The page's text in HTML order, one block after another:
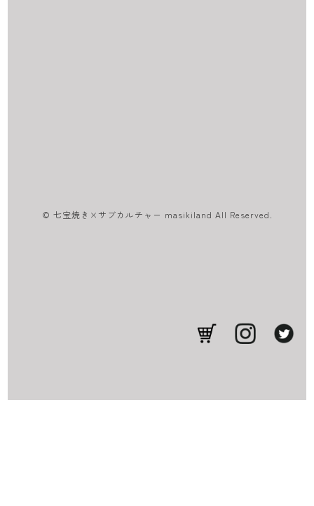
© 七宝焼き×サブカルチャー masikiland All Reserved.